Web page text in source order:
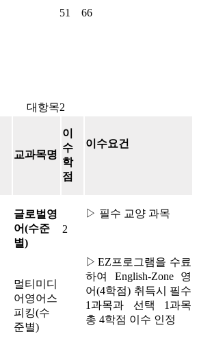
51 66
대항목2
교과목명
이
수
학
점
이수요건
글로벌영
어(수준
별)
2
▷ 필수 교양 과목
▷EZ프로그램을 수료
하여 English-Zone 영
어(4학점) 취득시 필수
1과목과 선택 1과목
총 4학점 이수 인정
멀티미디
어영어스
피킹(수
준별)